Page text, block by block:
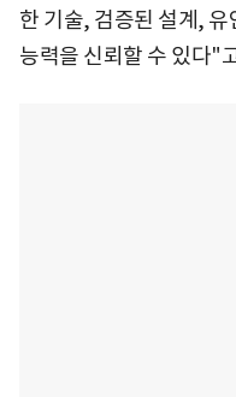
한 기술, 검증된 설계,
능력을 신뢰할 수 있다"